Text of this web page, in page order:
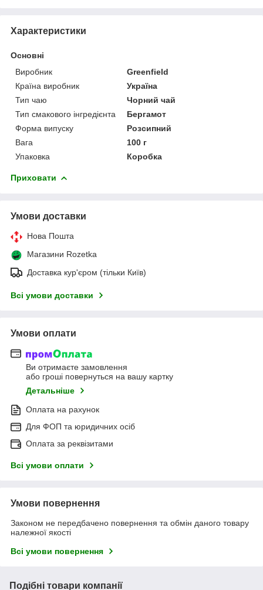
Характеристики
Основні
Виробник
Greenfield
Країна виробник
Україна
Тип чаю
Чорний чай
Тип смакового інгредієнта
Бергамот
Форма випуску
Розсипний
Вага
100 г
Упаковка
Коробка
Приховати
Умови доставки
Нова Пошта
Магазини Rozetka
Доставка кур'єром (тільки Київ)
Всі умови доставки
Умови оплати
Ви отримаєте замовлення
або гроші повернуться на вашу картку
Детальніше
Оплата на рахунок
Для ФОП та юридичних осіб
Оплата за реквізитами
Всі умови оплати
Умови повернення
Законом не передбачено повернення та обмін даного товару
належної якості
Всі умови повернення
Подібні товари компанії